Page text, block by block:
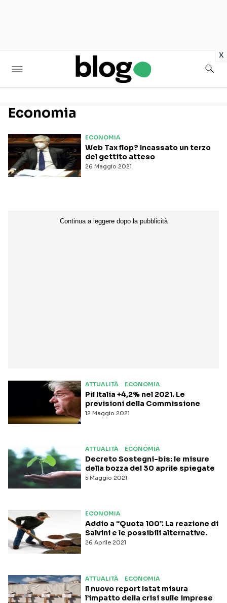
x
Economia
ECONOMIA
26 Maggio 2021
Web Tax flop? Incassato un terzo
del gettito atteso
ATTUALITÀ ECONOMIA
12 Maggio 2021
Pil Italia +4,2% nel 2021. Le
previsioni della Commissione
ATTUALITÀ ECONOMIA
5 Maggio 2021
Decreto Sostegni-bis: le misure
della bozza del 30 aprile spiegate
ECONOMIA
26 Aprile 2021
Addio a “Quota 100”. La reazione di
Salvini e le possibili alternative.
ATTUALITÀ ECONOMIA
Il nuovo report Istat misura
l’impatto della crisi sulle imprese